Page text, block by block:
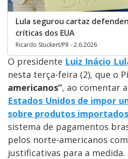
Lula segurou cartaz
críticas dos EUA
Ricardo Stuckert/PR - 2.6.2026
O presidente Luiz Inácio
nesta terça-feira (2), que o
americanos”, ao comentar a
Estados Unidos de impor
sobre produtos
sistema de pagamentos
pelos norte-americanos
justificativas para a medida.